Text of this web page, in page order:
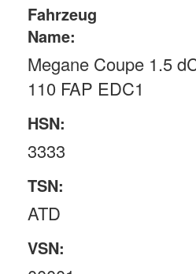
Fahrzeug
Name:
Megane Coupe 1.5
110 FAP EDC1
HSN:
3333
TSN:
ATD
VSN: